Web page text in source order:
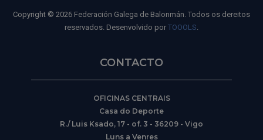
Copyright © 2026 Federación Galega de Balonmán. Todos os dereitos
reservados. Desenvolvido por TOOOLS
CONTACTO
OFICINAS CENTRAIS
Casa do Deporte
R./ Luis Ksado, 17 - of. 3 - 36209 - Vigo
Luns a Venres